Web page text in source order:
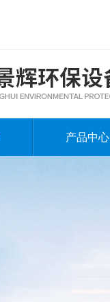
产品中心